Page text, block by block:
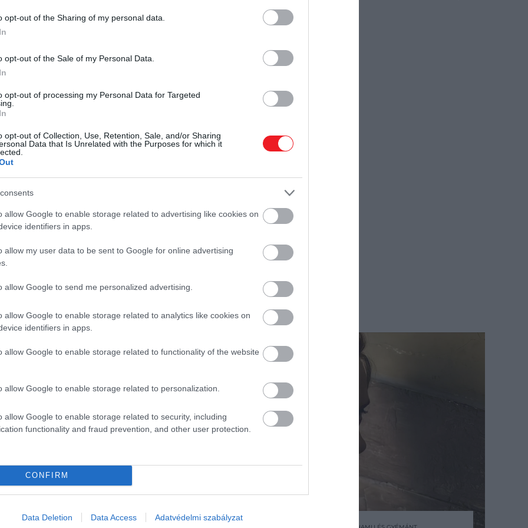
opt-out of the Sharing of my personal data.
opt-out of the Sale of my Personal Data.
opt-out of processing my Personal Data for Targeted
opt-out of Collection, Use, Retention, Sale, and/or Sharing
Data that Is Unrelated with the Purposes for which it
allow Google to enable storage related to advertising like cookies on
identifiers in apps.
allow my user data to be sent to Google for online advertising
allow Google to send me personalized advertising.
allow Google to enable storage related to analytics like cookies on
identifiers in apps.
allow Google to enable storage related to functionality of the website
allow Google to enable storage related to personalization.
allow Google to enable storage related to security, including
functionality and fraud prevention, and other user protection.
CONFIRM
Data Deletion Data Access Adatvédelmi szabályzat
hangulathoz, nemcsak témájában,
de alkotóiban is: a forgatókönyvet
1993-as klasszikusért…
Scarlett Johansson a Marvel
Özvegyként. Miközben a cannes-i
filmfesztiválon az első saját filmjét
nyitott lenne egy MCU-projekt
de más szerepben
HAMU ÉS GYÉMÁNT